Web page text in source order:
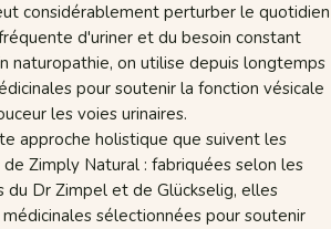
considérablement perturber le quotidien
d'uriner et du besoin constant
naturopathie, on utilise depuis longtemps
pour soutenir la fonction vésicale
les voies urinaires.
approche holistique que suivent les
Zimply Natural : fabriquées selon les
du Dr Zimpel et de Glückselig, elles
sélectionnées pour soutenir